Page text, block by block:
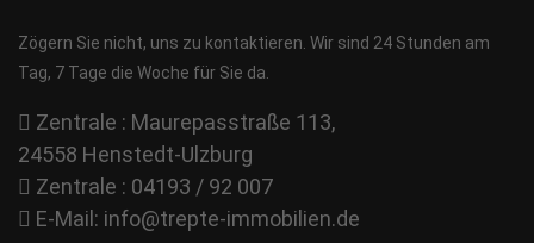
Zögern Sie nicht, uns zu kontaktieren. Wir sind 24 Stunden am
Tag, 7 Tage die Woche für Sie da.
Zentrale : Maurepasstraße 113,
24558 Henstedt-Ulzburg
Zentrale : 04193 / 92 007
E-Mail: info@trepte-immobilien.de